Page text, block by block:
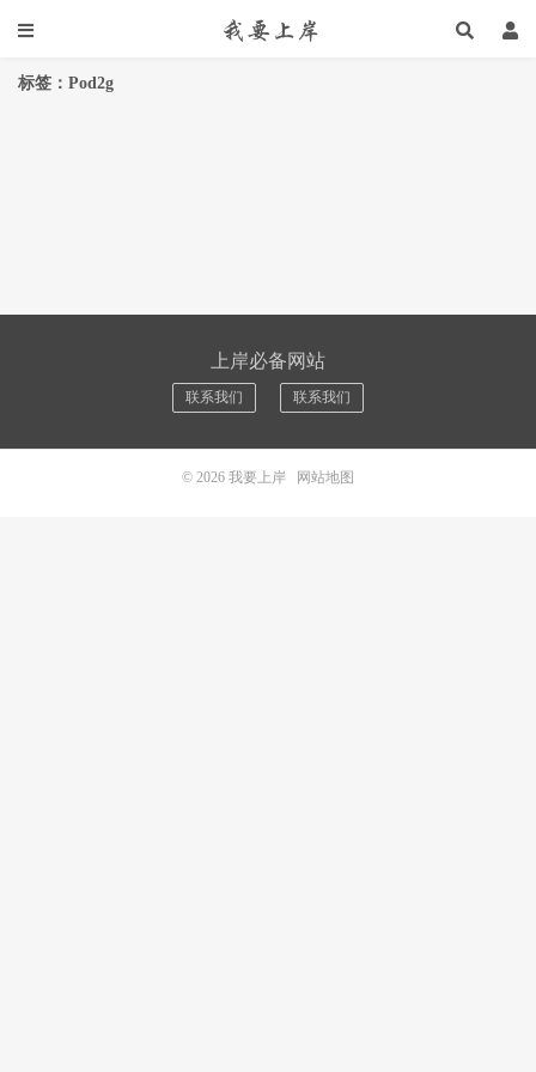
标签：Pod2g
上岸必备网站
联系我们 联系我们
© 2026 我要上岸 网站地图